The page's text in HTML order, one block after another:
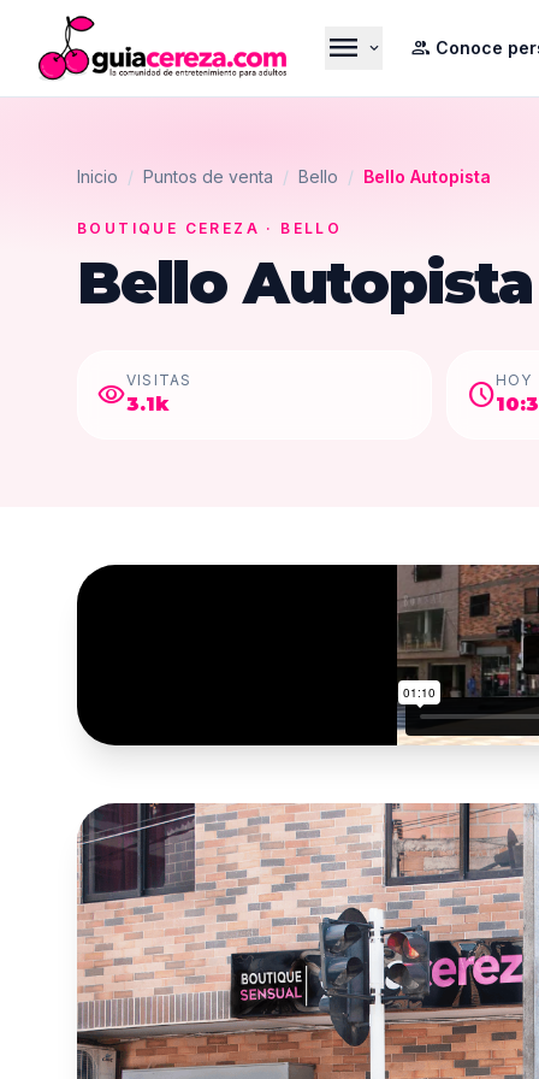
menu expand_more group Conoce
Inicio / Puntos de venta / Bello / Bello Autopista
BOUTIQUE CEREZA · BELLO
Bello Autopista
visibilityVISITAS
3.1k scheduleHOY